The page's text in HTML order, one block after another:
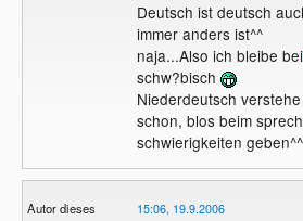
Deutsch ist deutsch
immer anders ist^^
naja...Also ich bleibe bei
schw?bisch
Niederdeutsch
schon, blos beim
schwierigkeiten geben^^
Autor dieses
15:06, 19.9.2006